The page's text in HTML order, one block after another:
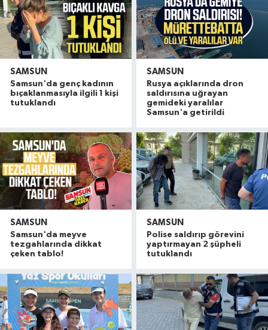
SAMSUN
Samsun'da genç kadının
bıçaklanmasıyla ilgili 1 kişi
tutuklandı
SAMSUN
Rusya açıklarında dron
saldırısına uğrayan
gemideki yaralılar
Samsun'a getirildi
SAMSUN
Samsun'da meyve
tezgahlarında dikkat
çeken tablo!
SAMSUN
Polise saldırıp görevini
yaptırmayan 2 şüpheli
tutuklandı